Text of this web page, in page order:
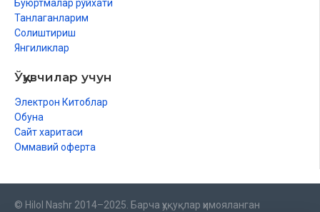
Буюртмалар рўйхати
Танлаганларим
Солиштириш
Янгиликлар
Ўқувчилар учун
Электрон Китоблар
Обуна
Сайт харитаси
Оммавий оферта
© Hilol Nashr 2014–2025. Барча ҳуқуқлар ҳимояланган